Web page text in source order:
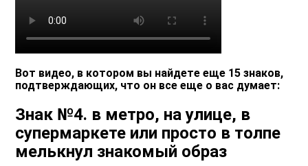
Вот видео, в котором вы найдете еще 15 знаков,
подтверждающих, что он все еще о вас думает:
Знак №4. в метро, на улице, в
супермаркете или просто в толпе
мелькнул знакомый образ